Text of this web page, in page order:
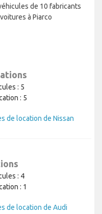
de 10 fabricants
à Piarco
: 5
: 5
de location de Nissan
: 4
: 1
de location de Audi